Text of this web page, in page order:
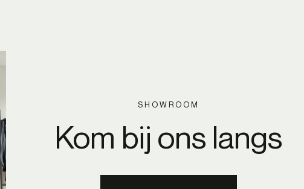
SHOWROOM
Kom bij ons langs